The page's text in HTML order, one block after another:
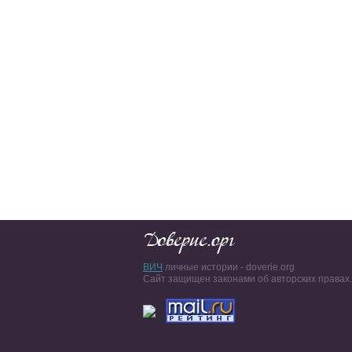
ВИЧ личные истории - doverie.org
Сайт защищен законами об авторских